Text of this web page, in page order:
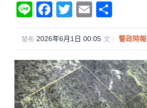
Li
n
e
F
a
c
e
b
o
T
wi
tt
er
E
m
ail
享
發布 2026年6月1日 00:05·文｜ 警政時報